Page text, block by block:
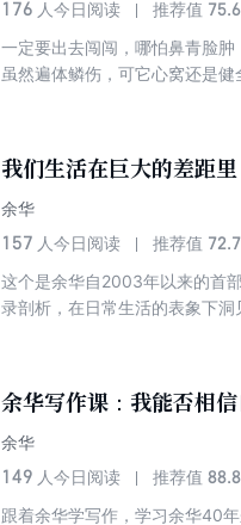
176 人今日阅读 推荐值
一定要出去闯闯，哪怕鼻青脸
虽然遍体鳞伤，可它心窝还是
我们生活在巨大的差距里
余华
157 人今日阅读 推荐值
这个是余华自2003年以来的首
录剖析，在日常生活的表象下
余华写作课：我能否相信
余华
149 人今日阅读 推荐值
跟着余华学写作，学习余华40